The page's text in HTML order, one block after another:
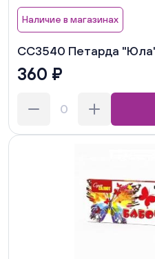
Наличие в магазинах
СС3540 Петарда
360 ₽